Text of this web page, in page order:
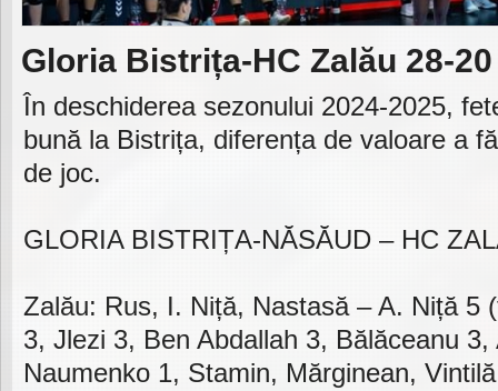
Gloria Bistrița-HC Zalău 28-20
În deschiderea sezonului 2024-2025,
bună la Bistrița, diferența de valoare a
de joc.
GLORIA BISTRIȚA-NĂSĂUD – HC
Zalău: Rus, I. Niță, Nastasă – A. Niță 5
3, Jlezi 3, Ben Abdallah 3, Bălăceanu
Naumenko 1, Stamin, Mărginean,